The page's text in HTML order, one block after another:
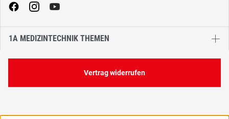
1A MEDIZINTECHNIK THEMEN
Vertrag widerrufen